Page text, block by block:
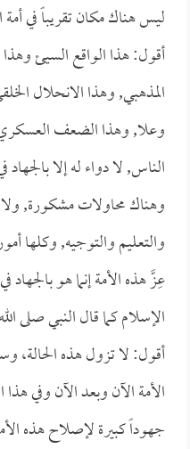
ليس هناك مكان تقريباً في
أقول: هذا الواقع السيئ
المذهبي, وهذا الانحلال
وعلا, وهذا الضعف العسكري,
الناس, لا دواء له إلا
وهناك محاولات مشكورة,
والتعليم والتوجيه, وكلها
عِزَّ هذه الأمة إنما هو
الإسلام كما قال النبي صلى
أقول: لا تزول هذه الحالة،
الأمة الآن وبعد الآن وفي
جهوداً كبيرة لإصلاح هذه